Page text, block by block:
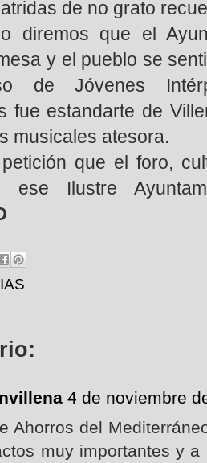
de no grato
diremos que el
y el pueblo se
de Jóvenes
fue estandarte de
musicales atesora.
que el foro,
ese Ilustre
4 de noviembre
Ahorros del
muy importantes y